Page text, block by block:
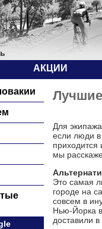
АКЦИИ
Для
если люди в
приходится
мы
Это самая
городе на
совсем в
Нью-Йорка
доставили